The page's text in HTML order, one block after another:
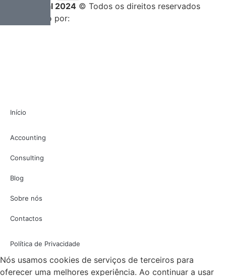
Entrega Total 2024 © Todos os direitos reservados
Desenvolvido por:
Início
Accounting
Consulting
Blog
Sobre nós
Contactos
Política de Privacidade
Nós usamos cookies de serviços de terceiros para
oferecer uma melhores experiência. Ao continuar a usar